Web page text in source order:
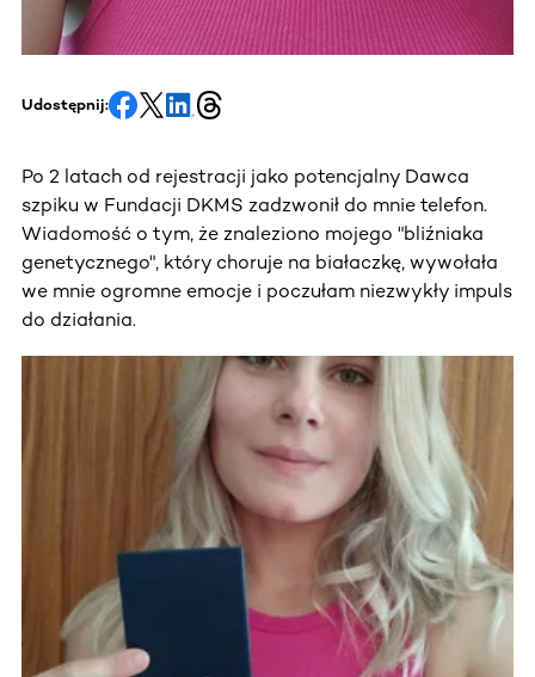
Udostępnij:
Po 2 latach od rejestracji jako potencjalny Dawca
szpiku w Fundacji DKMS zadzwonił do mnie telefon.
Wiadomość o tym, że znaleziono mojego "bliźniaka
genetycznego", który choruje na białaczkę, wywołała
we mnie ogromne emocje i poczułam niezwykły impuls
do działania.